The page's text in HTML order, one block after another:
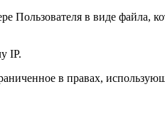
в виде файла,
IP.
в правах,